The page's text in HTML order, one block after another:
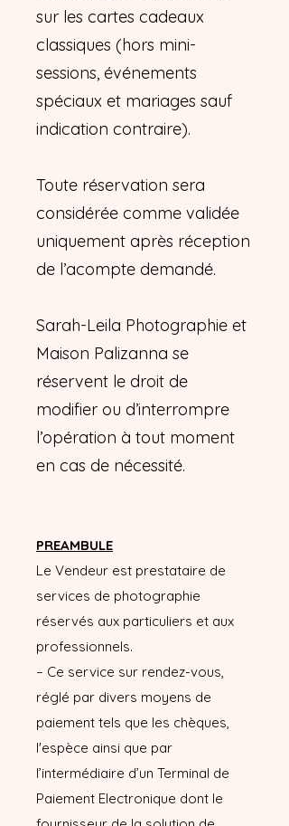
sur les cartes cadeaux
classiques (hors mini-
sessions, événements
spéciaux et mariages sauf
indication contraire).
Toute réservation sera
considérée comme validée
uniquement après réception
de l’acompte demandé.
Sarah-Leila Photographie et
Maison Palizanna se
réservent le droit de
modifier ou d’interrompre
l’opération à tout moment
en cas de nécessité.
PREAMBULE
Le Vendeur est prestataire de
services de photographie
réservés aux particuliers et aux
professionnels.
– Ce service sur rendez-vous,
réglé par divers moyens de
paiement tels que les chèques,
l'espèce ainsi que par
l’intermédiaire d’un Terminal de
Paiement Electronique dont le